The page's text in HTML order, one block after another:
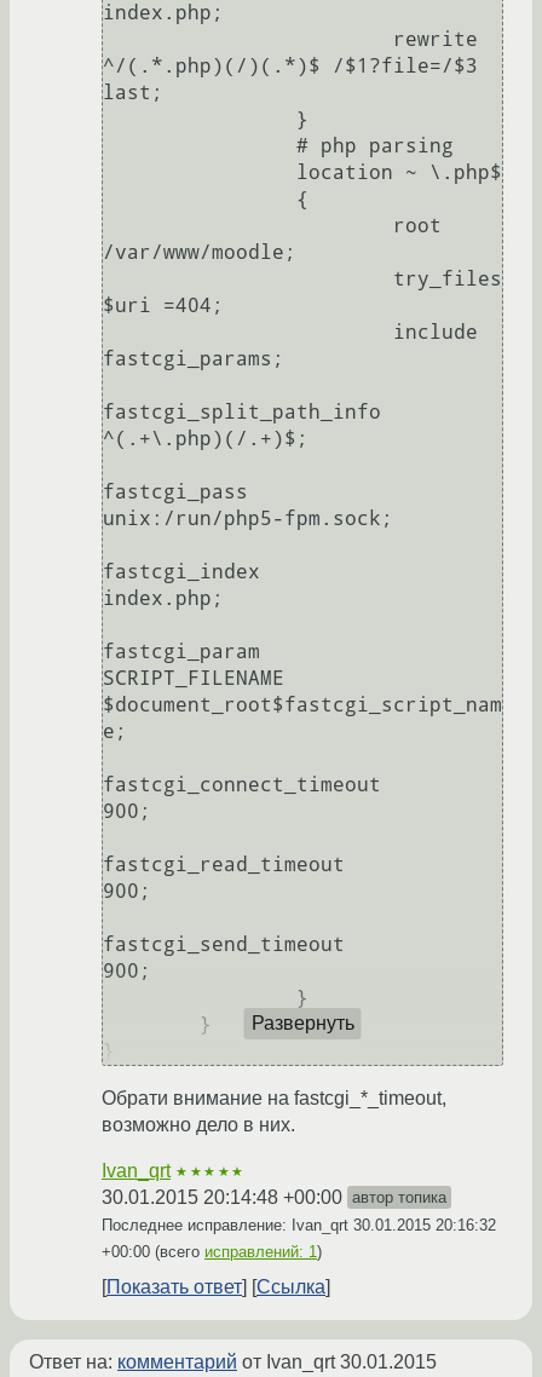
index.php;
^/(.*.php)(/)(.*)$ /$1?file=/$3
last;
/var/www/moodle;
$uri =404;
fastcgi_params;
fastcgi_split_path_info
^(.+\.php)(/.+)$;
fastcgi_pass
unix:/run/php5-fpm.sock;
fastcgi_index
index.php;
fastcgi_param
SCRIPT_FILENAME
$document_root$fastcgi_script_nam
e;
fastcgi_connect_timeout
900;
fastcgi_read_timeout
900;
fastcgi_send_timeout
900;
}
Развернуть
Обрати внимание на fastcgi_*_timeout,
возможно дело в них.
Ivan_qrt ★★★★★
30.01.2015 20:14:48 +00:00 автор топика
Последнее исправление: Ivan_qrt 30.01.2015 20:16:32
+00:00 (всего исправлений: 1)
Показать ответ Ссылка
Ответ на: комментарий от Ivan_qrt30.01.2015